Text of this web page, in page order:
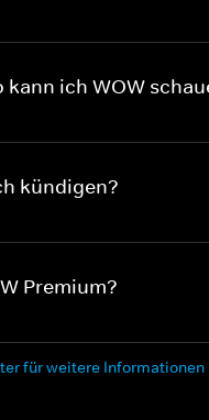
kann ich WOW
kündigen?
Premium?
für weitere Informationen